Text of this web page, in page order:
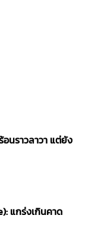
นราวลาวา แต่ยัง
แกร่งเกินคาด